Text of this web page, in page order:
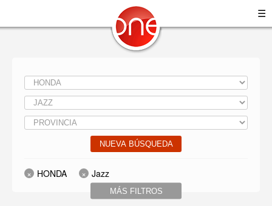
☰
NUEVA BÚSQUEDA
MÁS FILTROS
HONDA Jazz